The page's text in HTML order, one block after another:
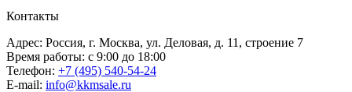
Контакты
Адрес: Россия, г. Москва, ул. Деловая, д. 11, строение 7
Время работы: с 9:00 до 18:00
Телефон: +7 (495) 540-54-24
E-mail: info@kkmsale.ru